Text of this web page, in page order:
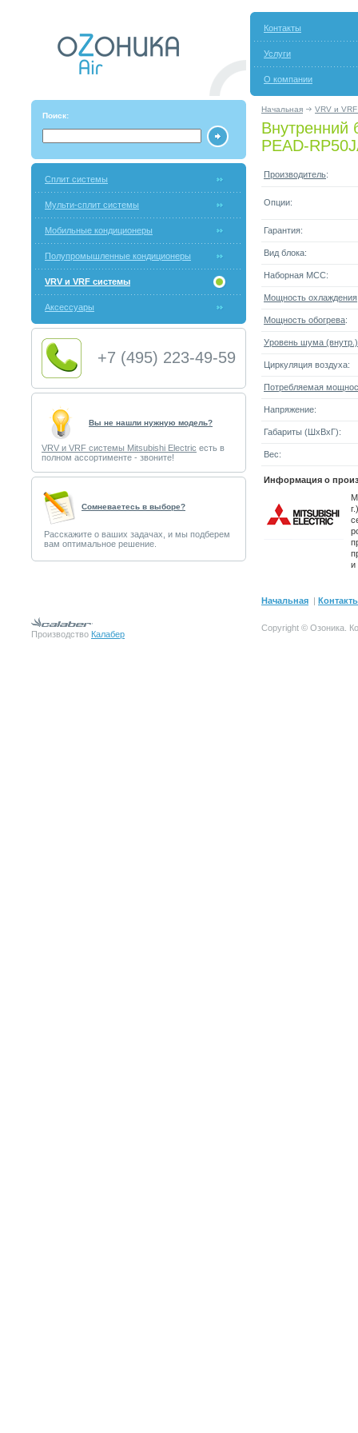
Контакты
Услуги
О компании
Поиск:
Начальная VRV и
Внутренний
PEAD-
Сплит системы
Мульти-сплит системы
Мобильные кондиционеры
Полупромышленные кондиционеры
VRV и VRF системы
Аксессуары
+7 (495) 223-49-59
Вы не нашли нужную модель?
VRV и VRF системы Mitsubishi Electric есть в
полном ассортименте - звоните!
Cомневаетесь в выборе?
Расскажите о ваших задачах, и мы подберем
вам оптимальное решение.
Производитель:
Опции:
Гарантия:
Вид блока:
Наборная МСС:
Мощность охлаждения
Мощность обогрева:
Уровень шума (внутр.)
Циркуляция воздуха:
Потребляемая
Напряжение:
Габариты (ШxВxГ):
Вес:
Информация о
и
Начальная |
Производство Калабер
Copyright © Озоника.